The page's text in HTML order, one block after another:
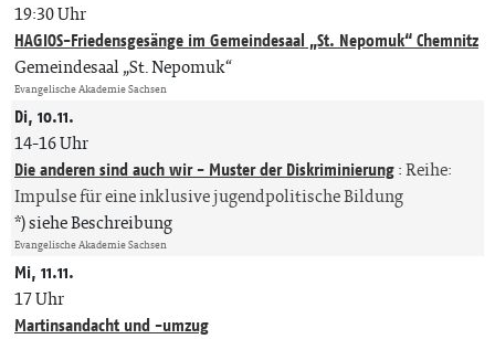
19:30 Uhr
HAGIOS-Friedensgesänge im Gemeindesaal „St. Nepomuk“ Chemnitz
Gemeindesaal „St. Nepomuk“
Evangelische Akademie Sachsen
Di, 10.11.
14-16 Uhr
Die anderen sind auch wir - Muster der Diskriminierung:Reihe:
Impulse für eine inklusive jugendpolitische Bildung
*) siehe Beschreibung
Evangelische Akademie Sachsen
Mi, 11.11.
17 Uhr
Martinsandacht und -umzug